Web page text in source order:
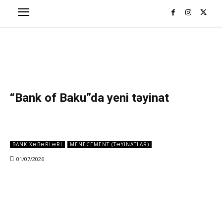
“Bank of Baku”da yeni təyinat
BANK XƏBƏRLƏRI MENECEMENT (TƏYINATLAR)
01/07/2026